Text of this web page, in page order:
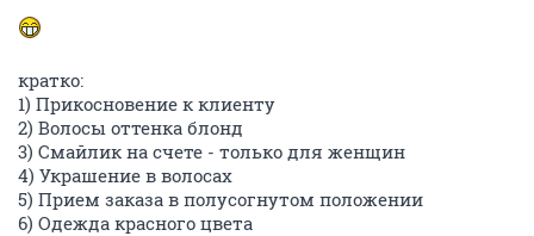
кратко:
1) Прикосновение к клиенту
2) Волосы оттенка блонд
3) Смайлик на счете - только для женщин
4) Украшение в волосах
5) Прием заказа в полусогнутом положении
6) Одежда красного цвета